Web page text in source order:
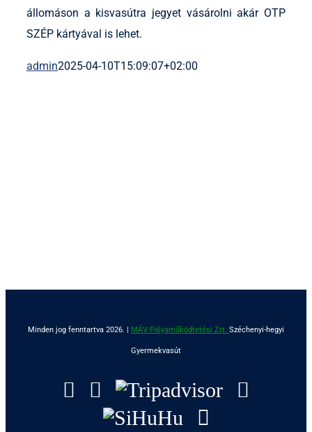
állomáson a kisvasútra jegyet vásárolni akár OTP
SZÉP kártyával is lehet.
admin2025-04-10T15:09:07+02:00
Minden jog fenntartva 2026. | MÁV Pályaműködtetési Zrt. Széchenyi-hegyi
Gyermekvasút
Facebook
Instagram
Tripadvisor
SiHuHu